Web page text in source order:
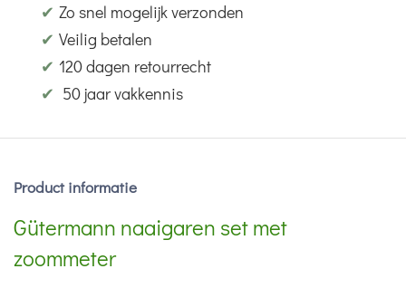
✔ Zo snel mogelijk verzonden
✔ Veilig betalen
✔ 120 dagen retourrecht
✔ 50 jaar vakkennis
Product informatie
Gütermann naaigaren set met
zoommeter